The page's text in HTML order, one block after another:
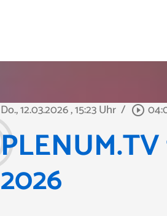
Do., 12.03.2026, 15:23 Uhr / play_circle_outline
2026